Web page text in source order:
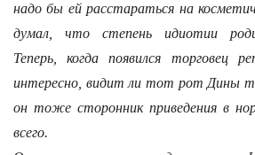
надо бы ей расстараться на
думал, что степень идиотии
Теперь, когда появился торговец
интересно, видит ли тот рот Дины
он тоже сторонник приведения в
всего.